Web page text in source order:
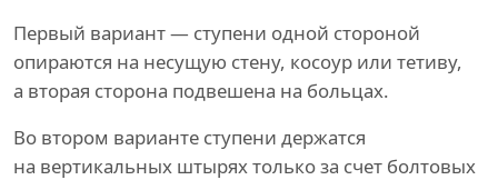
Первый вариант — ступени одной стороной
опираются на несущую стену, косоур или тетиву,
а вторая сторона подвешена на больцах.
Во втором варианте ступени держатся
на вертикальных штырях только за счет болтовых